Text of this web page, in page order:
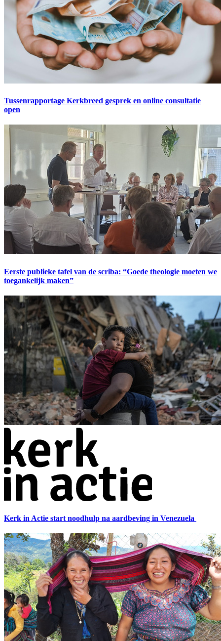
Tussenrapportage Kerkbreed gesprek en online consultatie
open
Eerste publieke tafel van de scriba: “Goede theologie moeten we
toegankelijk maken”
Kerk in Actie start noodhulp na aardbeving in Venezuela